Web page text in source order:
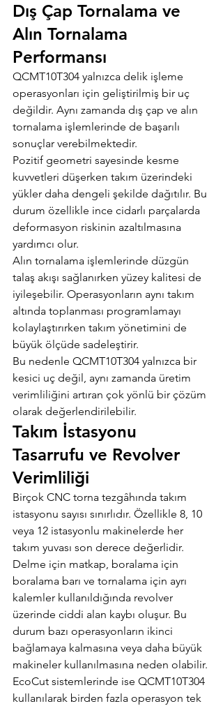
Dış Çap Tornalama ve
Alın Tornalama
Performansı
QCMT10T304 yalnızca delik işleme
operasyonları için geliştirilmiş bir uç
değildir. Aynı zamanda dış çap ve alın
tornalama işlemlerinde de başarılı
sonuçlar verebilmektedir.
Pozitif geometri sayesinde kesme
kuvvetleri düşerken takım üzerindeki
yükler daha dengeli şekilde dağıtılır. Bu
durum özellikle ince cidarlı parçalarda
deformasyon riskinin azaltılmasına
yardımcı olur.
Alın tornalama işlemlerinde düzgün
talaş akışı sağlanırken yüzey kalitesi de
iyileşebilir. Operasyonların aynı takım
altında toplanması programlamayı
kolaylaştırırken takım yönetimini de
büyük ölçüde sadeleştirir.
Bu nedenle QCMT10T304 yalnızca bir
kesici uç değil, aynı zamanda üretim
verimliliğini artıran çok yönlü bir çözüm
olarak değerlendirilebilir.
Takım İstasyonu
Tasarrufu ve Revolver
Verimliliği
Birçok CNC torna tezgâhında takım
istasyonu sayısı sınırlıdır. Özellikle 8, 10
veya 12 istasyonlu makinelerde her
takım yuvası son derece değerlidir.
Delme için matkap, boralama için
boralama barı ve tornalama için ayrı
kalemler kullanıldığında revolver
üzerinde ciddi alan kaybı oluşur. Bu
durum bazı operasyonların ikinci
bağlamaya kalmasına veya daha büyük
makineler kullanılmasına neden olabilir.
EcoCut sistemlerinde ise QCMT10T304
kullanılarak birden fazla operasyon tek